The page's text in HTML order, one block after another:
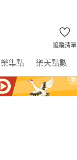
追蹤清單
樂集點 樂天點數